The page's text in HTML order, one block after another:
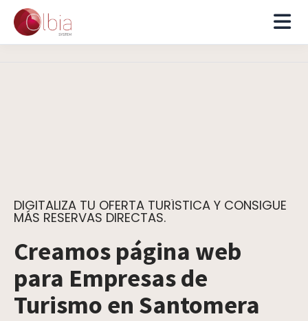
DIGITALIZA TU OFERTA TURÍSTICA Y CONSIGUE
MÁS RESERVAS DIRECTAS.
Creamos página web
para Empresas de
Turismo en Santomera